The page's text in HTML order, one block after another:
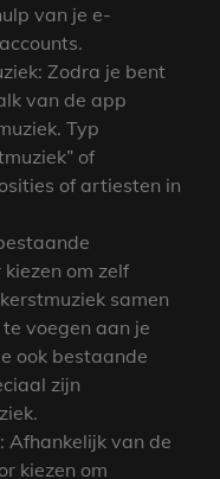
van je e-
Zodra je bent
van de app
Typ
of
of artiesten in
om zelf
samen
voegen aan je
ook bestaande
zijn
Afhankelijk van de
kiezen om